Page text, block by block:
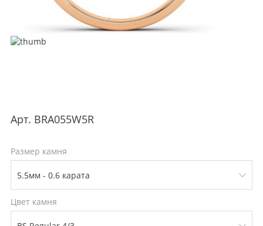
Арт. BRA055W5R
Размер камня
Цвет камня